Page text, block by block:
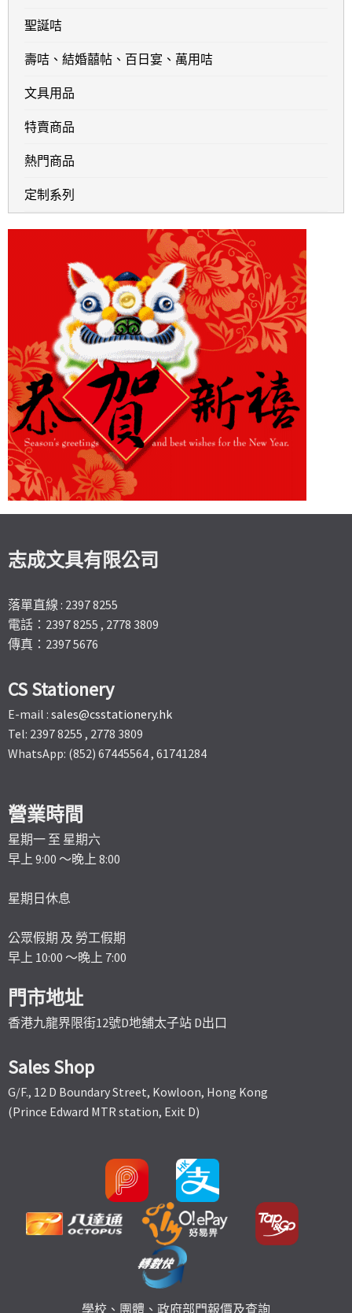
聖誕咭
壽咭、結婚囍帖、百日宴、萬用咭
文具用品
特賣商品
熱門商品
定制系列
志成文具有限公司
落單直線 : 2397 8255
電話：2397 8255 , 2778 3809
傳真：2397 5676
CS Stationery
E-mail : sales@csstationery.hk
Tel: 2397 8255 , 2778 3809
WhatsApp: (852) 67445564 , 61741284
營業時間
星期一 至 星期六
早上 9:00 ～晚上 8:00
星期日休息
公眾假期 及 勞工假期
早上 10:00 ～晚上 7:00
門市地址
香港九龍界限街12號D地舖太子站 D出口
Sales Shop
G/F., 12 D Boundary Street, Kowloon, Hong Kong
(Prince Edward MTR station, Exit D)
學校、團體、政府部門報價及查詢